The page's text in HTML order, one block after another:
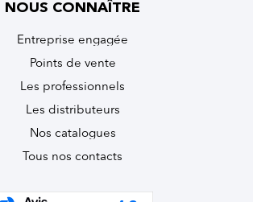
NOUS CONNAÎTRE
Entreprise engagée
Points de vente
Les professionnels
Les distributeurs
Nos catalogues
Tous nos contacts